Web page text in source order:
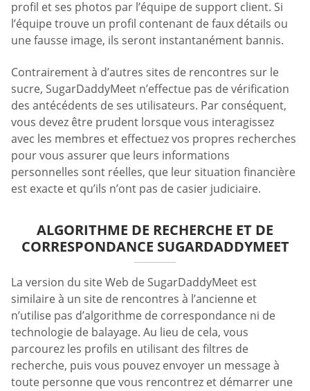
profil et ses photos par l’équipe de support client. Si
l’équipe trouve un profil contenant de faux détails ou
une fausse image, ils seront instantanément bannis.
Contrairement à d’autres sites de rencontres sur le
sucre, SugarDaddyMeet n’effectue pas de vérification
des antécédents de ses utilisateurs. Par conséquent,
vous devez être prudent lorsque vous interagissez
avec les membres et effectuez vos propres recherches
pour vous assurer que leurs informations
personnelles sont réelles, que leur situation financière
est exacte et qu’ils n’ont pas de casier judiciaire.
ALGORITHME DE RECHERCHE ET DE
CORRESPONDANCE SUGARDADDYMEET
La version du site Web de SugarDaddyMeet est
similaire à un site de rencontres à l’ancienne et
n’utilise pas d’algorithme de correspondance ni de
technologie de balayage. Au lieu de cela, vous
parcourez les profils en utilisant des filtres de
recherche, puis vous pouvez envoyer un message à
toute personne que vous rencontrez et démarrer une